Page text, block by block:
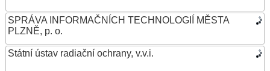
SPRÁVA INFORMAČNÍCH TECHNOLOGIÍ MĚSTA
PLZNĚ, p. o.
Státní ústav radiační ochrany, v.v.i.